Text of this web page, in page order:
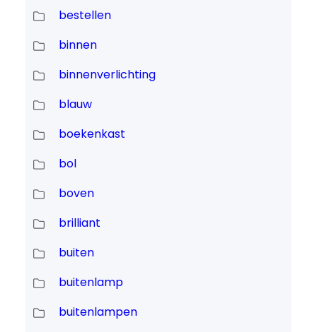
bestellen
binnen
binnenverlichting
blauw
boekenkast
bol
boven
brilliant
buiten
buitenlamp
buitenlampen